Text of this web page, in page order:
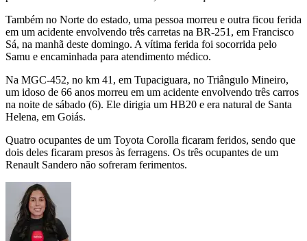
Também no Norte do estado, uma pessoa morreu e outra ficou ferida
em um acidente envolvendo três carretas na BR-251, em Francisco
Sá, na manhã deste domingo. A vítima ferida foi socorrida pelo
Samu e encaminhada para atendimento médico.
Na MGC-452, no km 41, em Tupaciguara, no Triângulo Mineiro,
um idoso de 66 anos morreu em um acidente envolvendo três carros
na noite de sábado (6). Ele dirigia um HB20 e era natural de Santa
Helena, em Goiás.
Quatro ocupantes de um Toyota Corolla ficaram feridos, sendo que
dois deles ficaram presos às ferragens. Os três ocupantes de um
Renault Sandero não sofreram ferimentos.